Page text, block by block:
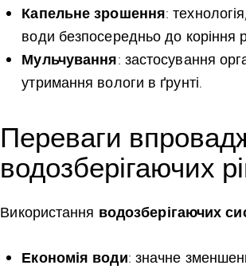
Капельне зрошення:
води безпосередньо до коріння
Мульчування: застосування
утримання вологи в ґрунті.
Переваги
водозберігаючих
Використання водозберігаючих
Економія води: значне